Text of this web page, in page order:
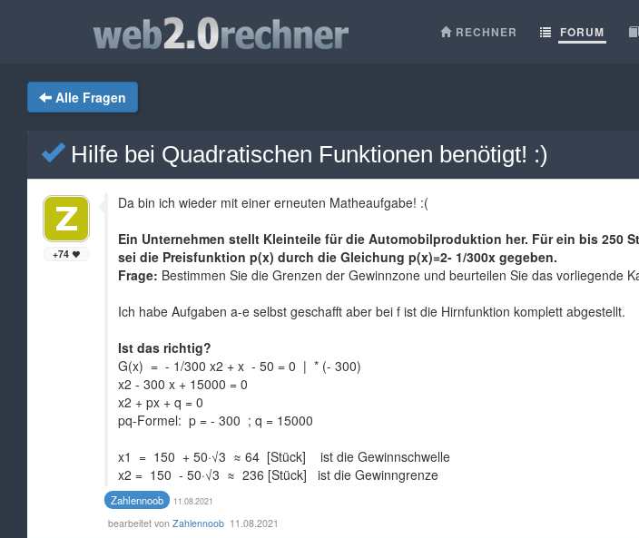
RECHNER FORUM
Alle Fragen
Hilfe bei Quadratischen Funktionen benötigt! :)
+74
Da bin ich wieder mit einer erneuten Matheaufgabe! :(
Ein Unternehmen stellt Kleinteile für die Automobilproduktion her. Für ein bis 250
sei die Preisfunktion p(x) durch die Gleichung p(x)=2- 1/300x gegeben.
Frage: Bestimmen Sie die Grenzen der Gewinnzone und beurteilen Sie das vorliegende
Ich habe Aufgaben a-e selbst geschafft aber bei f ist die Hirnfunktion komplett abgestellt.
Ist das richtig?
G(x) = - 1/300 x2 + x - 50 = 0 | * (- 300)
x2 - 300 x + 15000 = 0
x2 + px + q = 0
pq-Formel: p = - 300 ; q = 15000
x1 = 150 + 50·√3 ≈ 64 [Stück] ist die Gewinnschwelle
x2 = 150 - 50·√3 ≈ 236 [Stück] ist die Gewinngrenze
Zahlennoob 11.08.2021
bearbeitet von Zahlennoob 11.08.2021